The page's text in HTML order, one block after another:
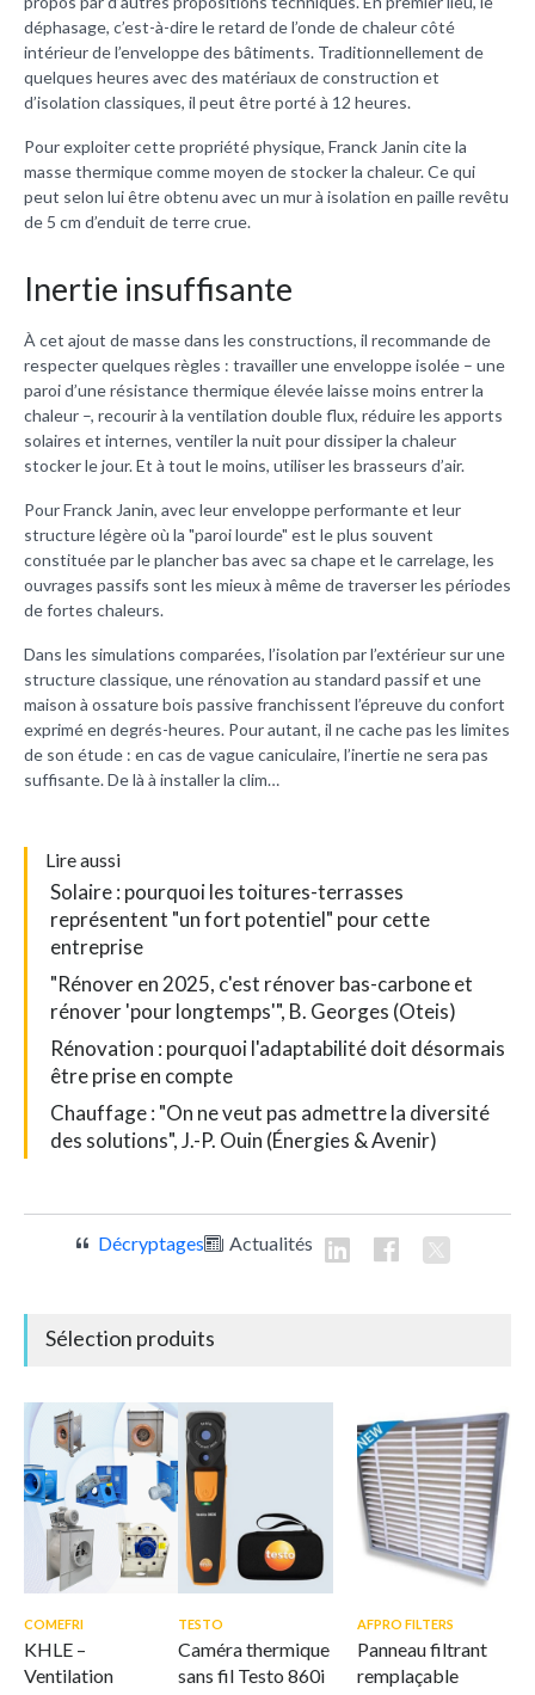
déphasage, c’est-à-dire le retard de l’onde de chaleur côté
intérieur de l’enveloppe des bâtiments. Traditionnellement de
quelques heures avec des matériaux de construction et
d’isolation classiques, il peut être porté à 12 heures.
Pour exploiter cette propriété physique, Franck Janin cite la
masse thermique comme moyen de stocker la chaleur. Ce qui
peut selon lui être obtenu avec un mur à isolation en paille revêtu
de 5 cm d’enduit de terre crue.
Inertie insuffisante
À cet ajout de masse dans les constructions, il recommande de
respecter quelques règles : travailler une enveloppe isolée – une
paroi d’une résistance thermique élevée laisse moins entrer la
chaleur –, recourir à la ventilation double flux, réduire les apports
solaires et internes, ventiler la nuit pour dissiper la chaleur
stocker le jour. Et à tout le moins, utiliser les brasseurs d’air.
Pour Franck Janin, avec leur enveloppe performante et leur
structure légère où la "paroi lourde" est le plus souvent
constituée par le plancher bas avec sa chape et le carrelage, les
ouvrages passifs sont les mieux à même de traverser les périodes
de fortes chaleurs.
Dans les simulations comparées, l’isolation par l’extérieur sur une
structure classique, une rénovation au standard passif et une
maison à ossature bois passive franchissent l’épreuve du confort
exprimé en degrés-heures. Pour autant, il ne cache pas les limites
de son étude : en cas de vague caniculaire, l’inertie ne sera pas
suffisante. De là à installer la clim…
Lire aussi
Solaire : pourquoi les toitures-terrasses
représentent "un fort potentiel" pour cette
entreprise
"Rénover en 2025, c'est rénover bas-carbone et
rénover 'pour longtemps'", B. Georges (Oteis)
Rénovation : pourquoi l'adaptabilité doit désormais
être prise en compte
Chauffage : "On ne veut pas admettre la diversité
des solutions", J.-P. Ouin (Énergies & Avenir)
Décryptages Actualités
Sélection produits
COMEFRI
KHLE –
Ventilation
TESTO
Caméra thermique
sans fil Testo 860i
AFPRO FILTERS
Panneau filtrant
remplaçable